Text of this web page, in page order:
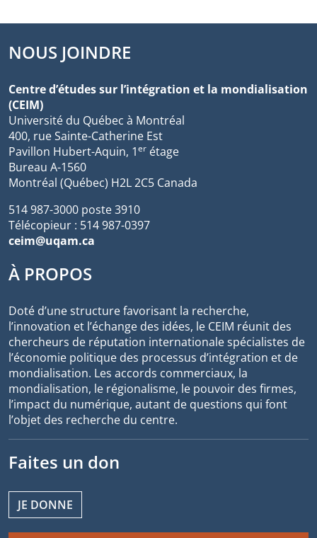
NOUS JOINDRE
Centre d’études sur l’intégration et la mondialisation
(CEIM)
Université du Québec à Montréal
400, rue Sainte-Catherine Est
Pavillon Hubert-Aquin, 1er étage
Bureau A-1560
Montréal (Québec) H2L 2C5 Canada
514 987-3000 poste 3910
Télécopieur : 514 987-0397
ceim@uqam.ca
À PROPOS
Doté d’une structure favorisant la recherche,
l’innovation et l’échange des idées, le CEIM réunit des
chercheurs de réputation internationale spécialistes de
l’économie politique des processus d’intégration et de
mondialisation. Les accords commerciaux, la
mondialisation, le régionalisme, le pouvoir des firmes,
l’impact du numérique, autant de questions qui font
l’objet des recherche du centre.
Faites un don
JE DONNE